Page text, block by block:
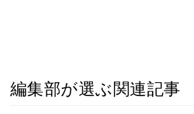
編集部が選ぶ関連記事